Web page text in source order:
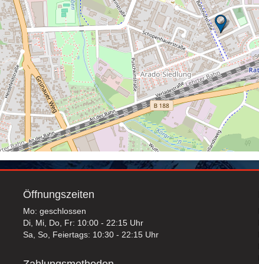
Öffnungszeiten
Mo: geschlossen
Di, Mi, Do, Fr: 10:00 - 22:15 Uhr
Sa, So, Feiertags: 10:30 - 22:15 Uhr